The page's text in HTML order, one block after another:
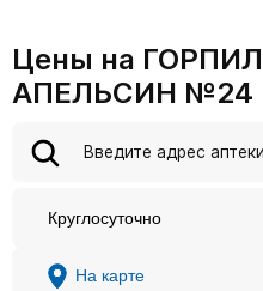
Цены на
АПЕЛЬСИН №24
Круглосуточно
На карте